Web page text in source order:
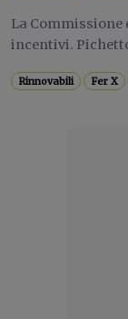
La Commissione
incentivi.
Rinnovabili Fer X